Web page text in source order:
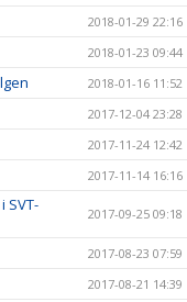
2018-01-29 22:16
2018-01-23 09:44
2018-01-16 11:52
2017-12-04 23:28
2017-11-24 12:42
2017-11-14 16:16
SVT-
2017-09-25 09:18
2017-08-23 07:59
2017-08-21 14:39